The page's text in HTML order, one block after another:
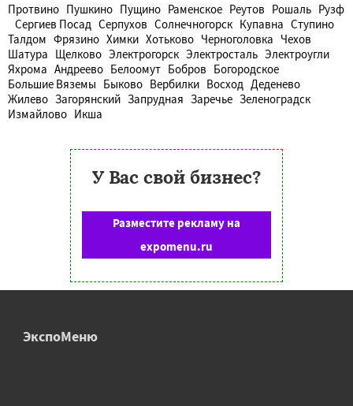
Протвино Пушкино Пущино Раменское Реутов Рошаль Рузф
Сергиев Посад Серпухов Солнечногорск Купавна Ступино
Талдом Фрязино Химки Хотьково Черноголовка Чехов
Шатура Щелково Электрогорск Электросталь Электроугли
Яхрома Андреево Белоомут Бобров Богородское
Большие Вяземы Быково Вербилки Восход Деденево
Жилево Загорянский Запрудная Заречье Зеленоградск
Измайлово Икша
У Вас свой бизнес?
Разместите рекламу на
expomenu.ru
ЭкспоМеню